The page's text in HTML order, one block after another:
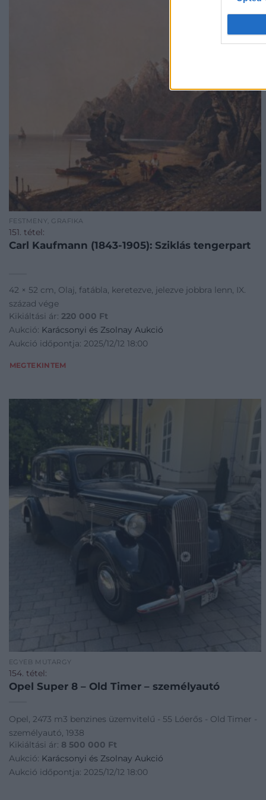
FESTMÉNY, GRAFIKA
151. tétel:
Carl Kaufmann (1843-1905): Sziklás tengerpart
42 × 52 cm, Olaj, fatábla, keretezve, jelezve jobbra lenn, IX.
század vége
Kikiáltási ár: 220 000 Ft
Aukció: Karácsonyi és Zsolnay Aukció
Aukció időpontja: 2025/12/12 18:00
MEGTEKINTEM
EGYÉB MŰTÁRGY
154. tétel:
Opel Super 8 – Old Timer – személyautó
Opel, 2473 m3 benzines üzemvitelű - 55 Lóerős - Old Timer -
személyautó, 1938
Kikiáltási ár: 8 500 000 Ft
Aukció: Karácsonyi és Zsolnay Aukció
Aukció időpontja: 2025/12/12 18:00